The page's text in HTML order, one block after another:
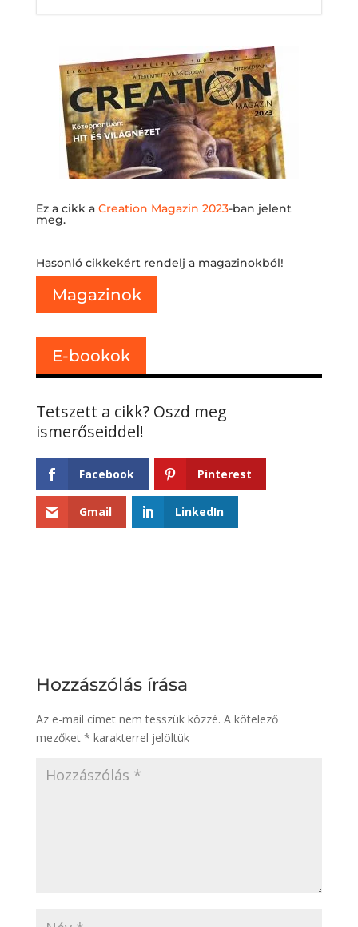
Ez a cikk a Creation Magazin 2023-ban jelent
meg.
Hasonló cikkekért rendelj a magazinokból!
Magazinok
E-bookok
Facebook Pinterest
Gmail LinkedIn
Hozzászólás írása
Az e-mail címet nem tesszük közzé. A kötelező
mezőket * karakterrel jelöltük